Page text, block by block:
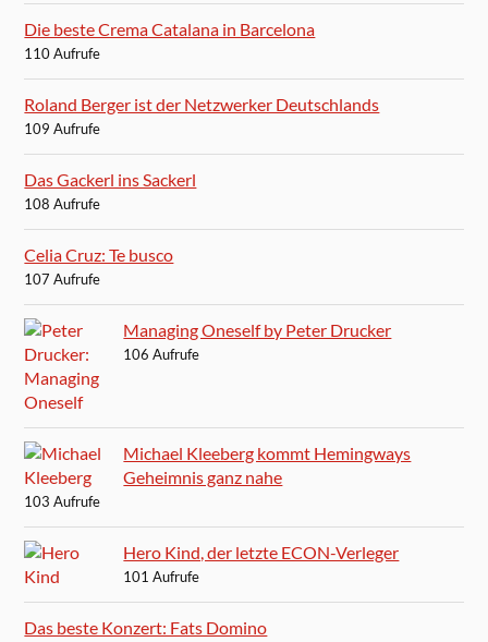
Die beste Crema Catalana in Barcelona
110 Aufrufe
Roland Berger ist der Netzwerker Deutschlands
109 Aufrufe
Das Gackerl ins Sackerl
108 Aufrufe
Celia Cruz: Te busco
107 Aufrufe
Managing Oneself by Peter Drucker
106 Aufrufe
Michael Kleeberg kommt Hemingways
Geheimnis ganz nahe
103 Aufrufe
Hero Kind, der letzte ECON-Verleger
101 Aufrufe
Das beste Konzert: Fats Domino